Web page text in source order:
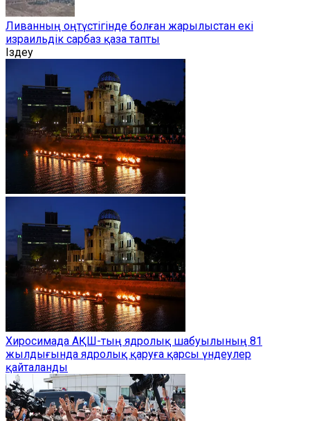
Ливанның оңтүстігінде болған жарылыстан екі
израильдік сарбаз қаза тапты
Іздеу
Хиросимада АҚШ-тың ядролық шабуылының 81
жылдығында ядролық қаруға қарсы үндеулер
қайталанды